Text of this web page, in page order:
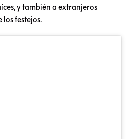
y también a extranjeros
festejos.